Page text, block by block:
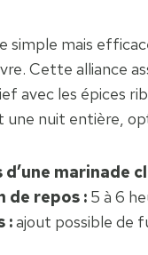
mais
Cette alliance
avec les épices
une nuit entière,
marinade
de repos : 5 à 6
:ajout possible de